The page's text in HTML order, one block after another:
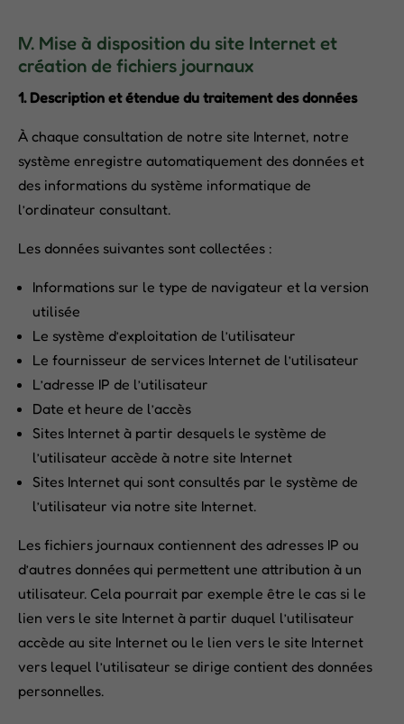
IV. Mise à disposition du site Internet et
création de fichiers journaux
1. Description et étendue du traitement des données
À chaque consultation de notre site Internet, notre
système enregistre automatiquement des données et
des informations du système informatique de
l’ordinateur consultant.
Les données suivantes sont collectées :
Informations sur le type de navigateur et la version
utilisée
Le système d’exploitation de l’utilisateur
Le fournisseur de services Internet de l’utilisateur
L’adresse IP de l’utilisateur
Date et heure de l’accès
Sites Internet à partir desquels le système de
l’utilisateur accède à notre site Internet
Sites Internet qui sont consultés par le système de
l’utilisateur via notre site Internet.
Les fichiers journaux contiennent des adresses IP ou
d’autres données qui permettent une attribution à un
utilisateur. Cela pourrait par exemple être le cas si le
lien vers le site Internet à partir duquel l’utilisateur
accède au site Internet ou le lien vers le site Internet
vers lequel l’utilisateur se dirige contient des données
personnelles.